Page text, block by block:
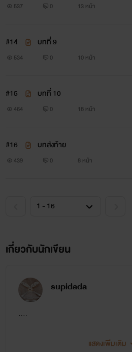
537 0 13 หน้า
#14 บทที่ 9
534 0 10 หน้า
#15 บทที่ 10
464 0 18 หน้า
#16 บทส่งท้าย
439 0 8 หน้า
เกี่ยวกับนักเขียน
supidada
....
แสดงเพิ่มเติม